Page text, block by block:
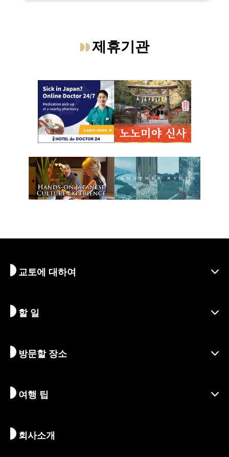
제휴기관
교토에 대하여
교토 알아보기
시즌별 정보
지속가능한 관광
할 일
여행 아이디어
액티비티
예술 & 문화
방문할 장소
목적지
여정
여행 팁
교토 둘러보기
회사소개